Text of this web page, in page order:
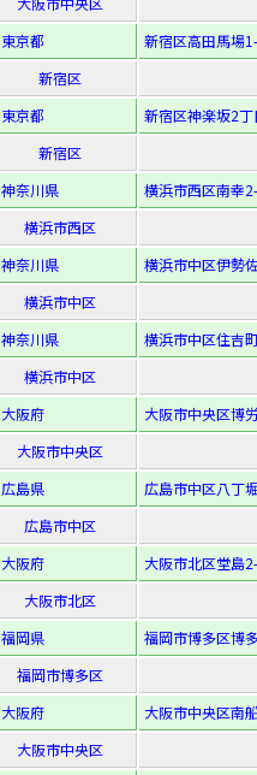
東京都
新宿区高田馬場
新宿区
東京都
新宿区神楽坂2
新宿区
神奈川県
横浜市西区南幸
横浜市西区
神奈川県
横浜市中区伊勢
横浜市中区
神奈川県
横浜市中区住吉
横浜市中区
大阪府
大阪市中央区博
大阪市中央区
広島県
広島市中区八丁
広島市中区
大阪府
大阪市北区堂島
大阪市北区
福岡県
福岡市博多区博
福岡市博多区
大阪府
大阪市中央区南
大阪市中央区